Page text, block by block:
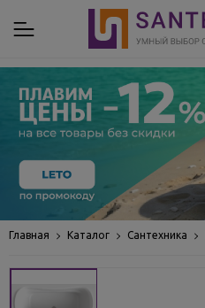
Главная Каталог Сантехника